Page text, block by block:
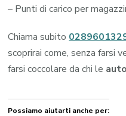
– Punti di carico per
Chiama subito
scoprirai come, senza farsi
farsi coccolare da chi le
Possiamo aiutarti anche per: